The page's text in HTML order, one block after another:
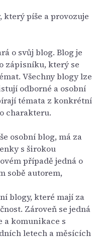
který píše a provozuje
o svůj blog. Blog je
zápisníku, který se
Všechny blogy lze
odborné a osobní
témata z konkrétní
charakteru.
osobní blog, má za
s širokou
případě jedná o
sobě autorem,
blogy, které mají za
Zároveň se jedná
a komunikace s
letech a měsících